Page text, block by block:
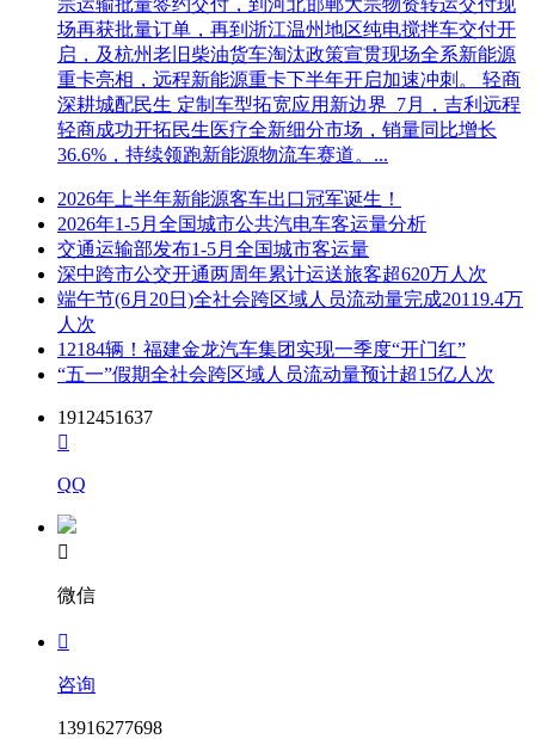
场再获批量订单，再到浙江温州地区纯电搅拌车交付开
启，及杭州老旧柴油货车淘汰政策宣贯现场全系新能源
重卡亮相，远程新能源重卡下半年开启加速冲刺。 轻商
深耕城配民生 定制车型拓宽应用新边界 7月，吉利远程
轻商成功开拓民生医疗全新细分市场，销量同比增长
36.6%，持续领跑新能源物流车赛道。...
2026年上半年新能源客车出口冠军诞生！
2026年1-5月全国城市公共汽电车客运量分析
交通运输部发布1-5月全国城市客运量
深中跨市公交开通两周年累计运送旅客超620万人次
端午节(6月20日)全社会跨区域人员流动量完成20119.4万
人次
12184辆！福建金龙汽车集团实现一季度“开门红”
“五一”假期全社会跨区域人员流动量预计超15亿人次
1912451637

QQ

微信

咨询
13916277698